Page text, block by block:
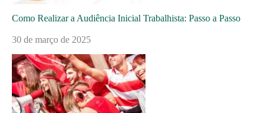
Como Realizar a Audiência Inicial Trabalhista: Passo a Passo
30 de março de 2025